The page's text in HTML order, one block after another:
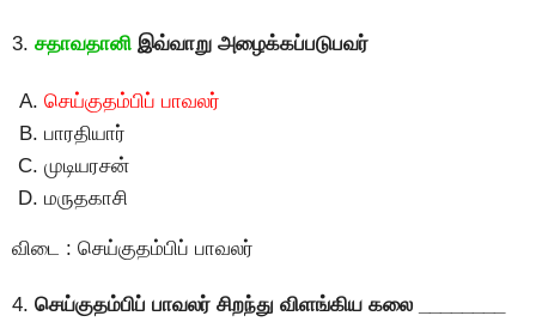
3. சதாவதானி இவ்வாறு அழைக்கப்படுபவர்
செய்குதம்பிப் பாவலர்
பாரதியார்
முடியரசன்
மருதகாசி
விடை : செய்குதம்பிப் பாவலர்
4. செய்குதம்பிப் பாவலர் சிறந்து விளங்கிய கலை ________